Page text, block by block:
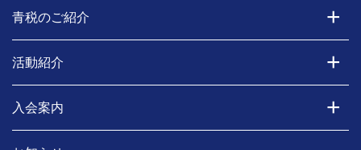
青税のご紹介
活動紹介
入会案内